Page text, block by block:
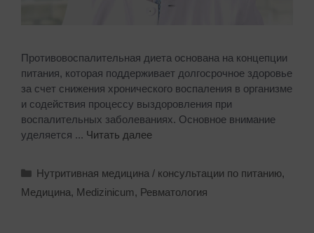
Противовоспалительная диета основана на концепции
питания, которая поддерживает долгосрочное здоровье
за счет снижения хронического воспаления в организме
и содействия процессу выздоровления при
воспалительных заболеваниях. Основное внимание
уделяется ... Читать далее
Нутритивная медицина / консультации по питанию,
Медицина, Medizinicum, Ревматология